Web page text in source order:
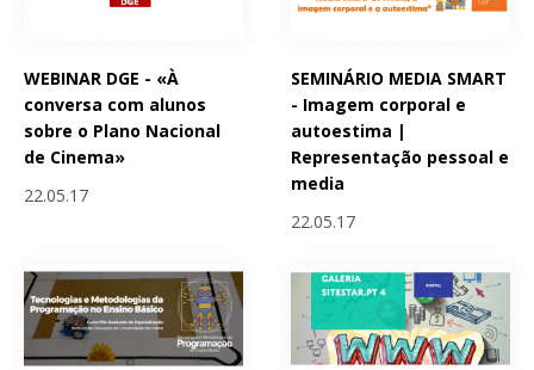
WEBINAR DGE - «À
conversa com alunos
sobre o Plano Nacional
de Cinema»
22.05.17
SEMINÁRIO MEDIA SMART
- Imagem corporal e
autoestima |
Representação pessoal e
media
22.05.17